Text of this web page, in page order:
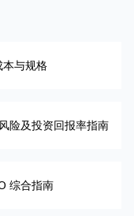
与规格
险及投资回报率指南
综合指南